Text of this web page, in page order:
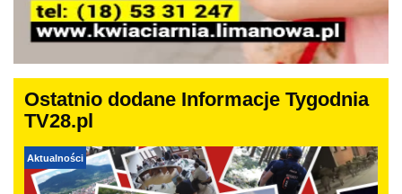
Ostatnio dodane Informacje Tygodnia
TV28.pl
Aktualności